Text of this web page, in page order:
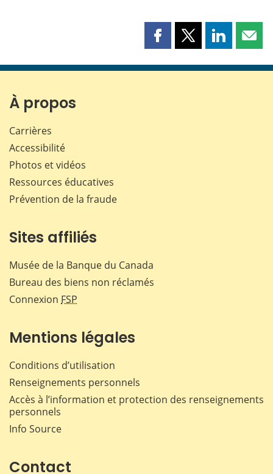
Partager
page
Partager
page
Partager
page page
À propos
Carrières
Accessibilité
Photos et vidéos
Ressources éducatives
Prévention de la fraude
Sites affiliés
Musée de la Banque du Canada
Bureau des biens non réclamés
Connexion FSP
Mentions légales
Conditions d’utilisation
Renseignements personnels
Accès à l’information et protection des renseignements
personnels
Info Source
Contact